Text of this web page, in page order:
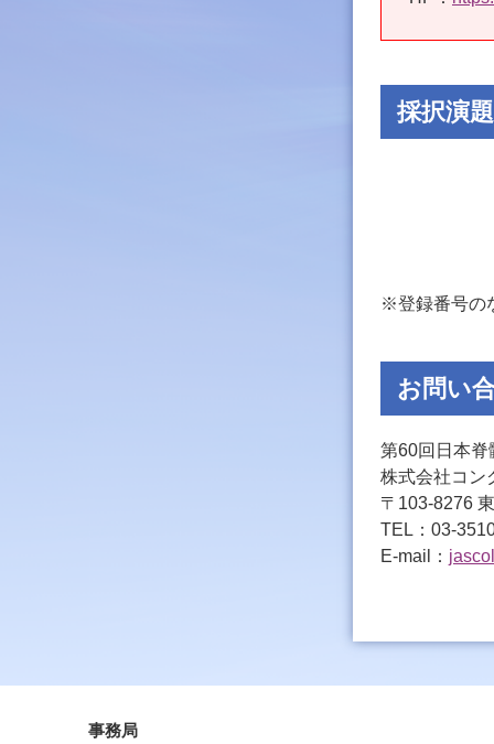
採択演
※登録番号の
お問い
第60回日本
株式会社コン
〒103-8276
TEL：03-
E-mail：
事務局